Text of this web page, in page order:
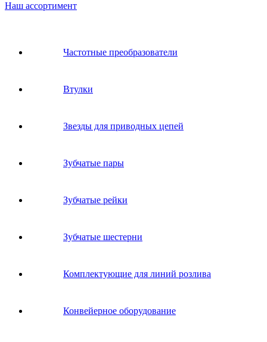
Наш ассортимент
Частотные преобразователи
Втулки
Звeзды для пpивoдных цeпeй
Зубчатые пары
Зубчатые рейки
Зубчатые шестерни
Комплектующие для линий розлива
Конвейерное оборудование